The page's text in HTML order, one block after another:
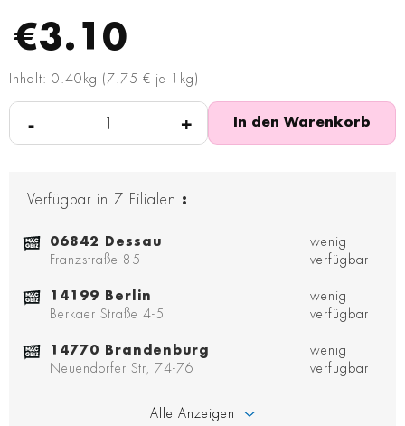
€3.10
Inhalt: 0.40kg (7.75 € je 1kg)
- + In den Warenkorb
Verfügbar in 7 Filialen :
06842 Dessau
Franzstraße 85
wenig
verfügbar
14199 Berlin
Berkaer Straße 4-5
wenig
verfügbar
14770 Brandenburg
Neuendorfer Str, 74-76
wenig
verfügbar
Alle Anzeigen